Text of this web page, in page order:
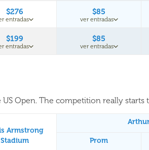
$276
entradas
$85
ver entradas
$199
entradas
$85
ver entradas
Open. The competition really starts
Armstrong
Stadium
Prom